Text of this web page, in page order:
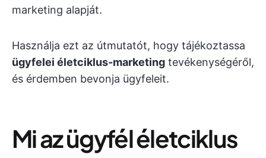
marketing alapját.
Használja ezt az útmutatót, hogy tájékoztassa
ügyfelei életciklus-marketing tevékenységéről,
és érdemben bevonja ügyfeleit.
Mi az ügyfél életciklus